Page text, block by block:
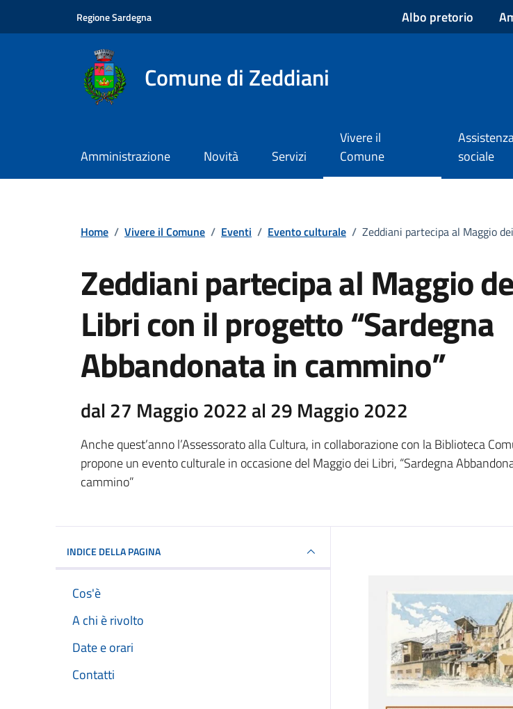
Regione Sardegna Albo pretorio
Comune di Zeddiani
Amministrazione Novità Servizi
Vivere il
Comune
sociale
Home / Vivere il Comune / Eventi / Evento culturale / Zeddiani partecipa al Maggio
Zeddiani partecipa al Maggio
Libri con il progetto “Sardegna
Abbandonata in cammino”
dal 27 Maggio 2022 al 29 Maggio 2022
Anche quest’anno l’Assessorato alla Cultura, in collaborazione con la Biblioteca
propone un evento culturale in occasione del Maggio dei Libri, “Sardegna
cammino”
INDICE DELLA PAGINA
Cos'è
A chi è rivolto
Date e orari
Contatti